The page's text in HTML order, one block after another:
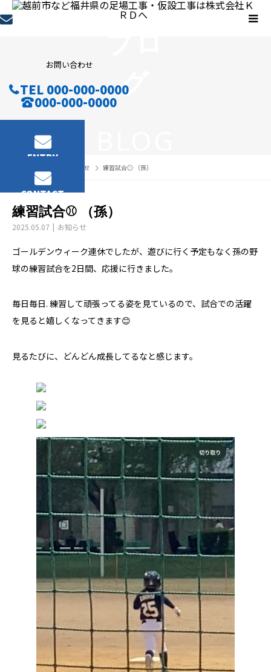
お問い合わせ
TEL 000-000-0000
000-000-0000
ENTRY
CONTACT
グ
お知らせ 練習試合⚾️ （孫）
練習試合⚾️ （孫）
2025.05.07 お知らせ
ゴールデンウィーク連休でしたが、遊びに行く予定もなく孫の野
球の練習試合を2日間、応援に行きました。
毎日毎日. 練習して頑張ってる姿を見ているので、試合での活躍
を見ると嬉しくなってきます😊
見るたびに、どんどん成長してるなと感じます。